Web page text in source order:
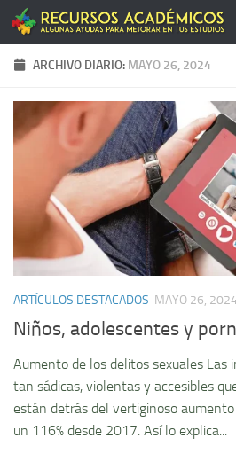
Saltar al contenido
ARCHIVO DIARIO: MAYO 26, 2024
ARTÍCULOS DESTACADOS MAYO 26, 2024
Niños, adolescentes y
Aumento de los delitos sexuales Las
tan sádicas, violentas y accesibles
están detrás del vertiginoso
un 116% desde 2017. Así lo explica...